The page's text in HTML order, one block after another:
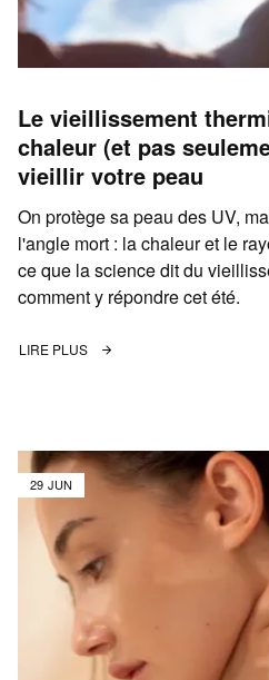
Le vieillissement
chaleur (et pas
vieillir votre peau
On protège sa peau des UV,
l'angle mort : la chaleur et le
ce que la science dit du
comment y répondre cet été.
LIRE PLUS
29 JUN